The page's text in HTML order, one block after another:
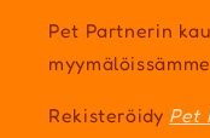
Pet Partnerin
Rekisteröidy Pet